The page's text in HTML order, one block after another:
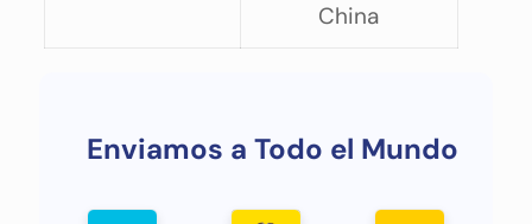
China
Enviamos a Todo el Mundo